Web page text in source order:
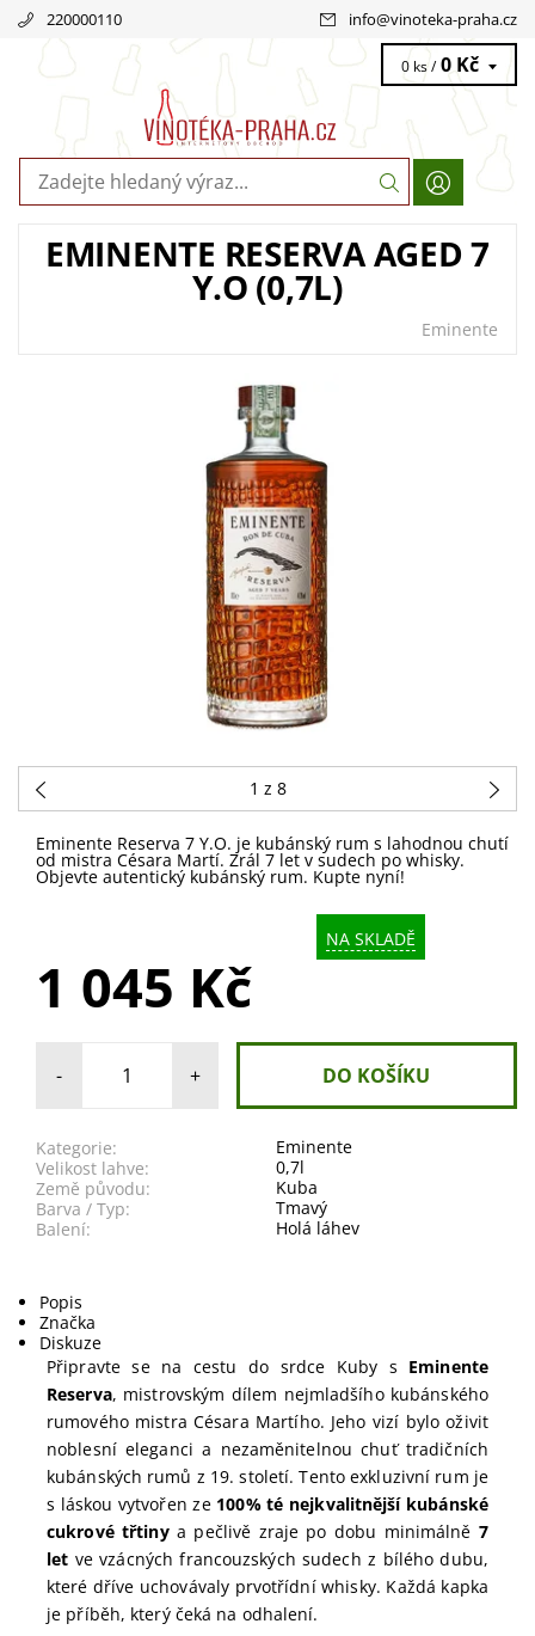
220000110 info@vinoteka-praha.cz
0 ks / 0 Kč
EMINENTE RESERVA AGED 7
Y.O (0,7L)
Eminente
1 z 8
Eminente Reserva 7 Y.O. je kubánský rum s lahodnou chutí
od mistra Césara Martí. Zrál 7 let v sudech po whisky.
Objevte autentický kubánský rum. Kupte nyní!
NA SKLADĚ
1 045 Kč
- +
Kategorie:
Eminente
Velikost lahve:
0,7l
Země původu:
Kuba
Barva / Typ:
Tmavý
Balení:
Holá láhev
Popis
Značka
Diskuze
Připravte se na cestu do srdce Kuby s Eminente
Reserva, mistrovským dílem nejmladšího kubánského
rumového mistra Césara Martího. Jeho vizí bylo oživit
noblesní eleganci a nezaměnitelnou chuť tradičních
kubánských rumů z 19. století. Tento exkluzivní rum je
s láskou vytvořen ze 100% té nejkvalitnější kubánské
cukrové třtinya pečlivě zraje po dobu minimálně 7
let ve vzácných francouzských sudech z bílého dubu,
které dříve uchovávaly prvotřídní whisky. Každá kapka
je příběh, který čeká na odhalení.